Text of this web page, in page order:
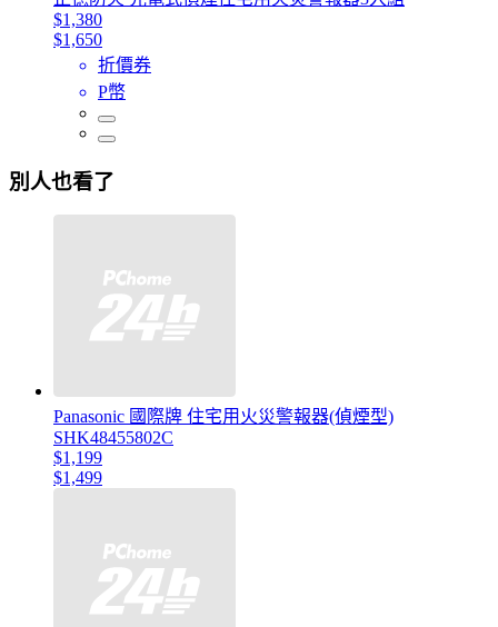
$1,380
$1,650
折價券
P幣
別人也看了
Panasonic 國際牌 住宅用火災警報器(偵煙型)
SHK48455802C
$1,199
$1,499